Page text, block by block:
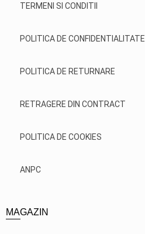
TERMENI SI CONDITII
POLITICA DE CONFIDENTIALITATE
POLITICA DE RETURNARE
RETRAGERE DIN CONTRACT
POLITICA DE COOKIES
ANPC
MAGAZIN